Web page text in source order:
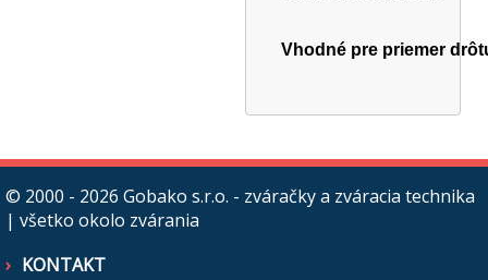
Vhodné pre priemer
© 2000 - 2026 Gobako s.r.o. - zváračky a zváracia technika
| všetko okolo zvárania
KONTAKT